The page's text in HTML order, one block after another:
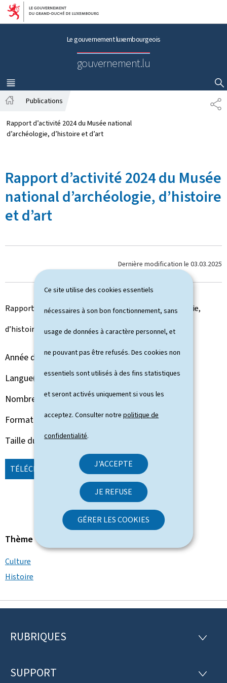
Ce site utilise des cookies essentiels
nécessaires à son bon fonctionnement, sans
usage de données à caractère personnel, et
ne pouvant pas être refusés. Des cookies non
essentiels sont utilisés à des fins statistiques
et seront activés uniquement si vous les
acceptez. Consulter notrepolitique de
confidentialité.
J'ACCEPTE
JE REFUSE
GÉRER LES COOKIES
Aller au menu principal
Aller au contenu
Le gouvernement luxembourgeois
gouvernement.lu
MENU
PRINCIPAL
AFFICHER / MASQUER LA RECHERCHE
P
A
c
c
l
Publications
Rapport d’activité 2024 du Musée national
d’archéologie, d’histoire et d’art
Rapport d’activité 2024 du Musée
national d’archéologie, d’histoire
et d’art
Dernière modification le 03.03.2025
Rapport d’activité 2024 du Musée national d’archéologie,
d’histoire et d’art
Année de parution 2025
Langue(s)
Français
Nombre de pages 124 page(s)
Format du document Pdf
Taille du fichier 54,49 Mo
TÉLÉCHARGER (FR, PDF - 54,49 MO)
Thème
Culture
Histoire
P
e
RUBRIQUES
R
R
SUPPORT
S